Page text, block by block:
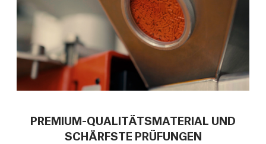
PREMIUM-QUALITÄTSMATERIAL UND
SCHÄRFSTE PRÜFUNGEN